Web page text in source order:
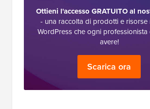
Ottieni l'accesso GRATUITO al
- una raccolta di prodotti e risorse
WordPress che ogni
avere!
Scarica ora